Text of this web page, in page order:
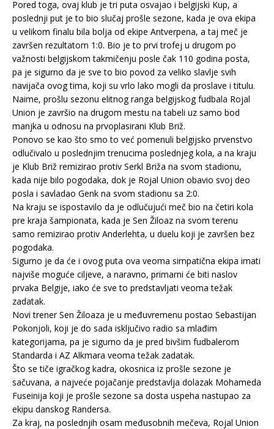
Pored toga, ovaj klub je tri puta osvajao i belgijski Kup, a
poslednji put je to bio slučaj prošle sezone, kada je ova ekipa
u velikom finalu bila bolja od ekipe Antverpena, a taj meč je
završen rezultatom 1:0. Bio je to prvi trofej u drugom po
važnosti belgijskom takmičenju posle čak 110 godina posta,
pa je sigurno da je sve to bio povod za veliko slavlje svih
navijača ovog tima, koji su vrlo lako mogli da proslave i titulu.
Naime, prošlu sezonu elitnog ranga belgijskog fudbala Rojal
Union je završio na drugom mestu na tabeli uz samo bod
manjka u odnosu na prvoplasirani Klub Briž.
Ponovo se kao što smo to već pomenuli belgijsko prvenstvo
odlučivalo u poslednjim trenucima poslednjeg kola, a na kraju
je Klub Briž remizirao protiv Serkl Briža na svom stadionu,
kada nije bilo pogodaka, dok je Rojal Union obavio svoj deo
posla i savladao Genk na svom stadionu sa 2:0.
Na kraju se ispostavilo da je odlučujući meč bio na četiri kola
pre kraja šampionata, kada je Sen Žiloaz na svom terenu
samo remizirao protiv Anderlehta, u duelu koji je završen bez
pogodaka.
Sigurno je da će i ovog puta ova veoma simpatična ekipa imati
najviše moguće ciljeve, a naravno, primarni će biti naslov
prvaka Belgije, iako će sve to predstavljati veoma težak
zadatak.
Novi trener Sen Žiloaza je u međuvremenu postao Sebastijan
Pokonjoli, koji je do sada isključivo radio sa mlađim
kategorijama, pa je sigurno da je pred bivšim fudbalerom
Standarda i AZ Alkmara veoma težak zadatak.
Što se tiče igračkog kadra, okosnica iz prošle sezone je
sačuvana, a najveće pojačanje predstavlja dolazak Mohameda
Fuseinija koji je prošle sezone sa dosta uspeha nastupao za
ekipu danskog Randersa.
Za kraj, na poslednjih osam međusobnih mečeva, Rojal Union